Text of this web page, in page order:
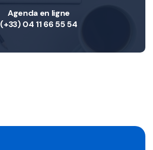
Agenda en ligne
(+33) 04 11 66 55 54